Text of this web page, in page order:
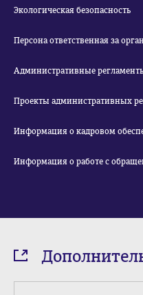
Экологическая безопасность
Персона ответственная за
Административные
Проекты административных
Информация о кадровом
Информация о работе с